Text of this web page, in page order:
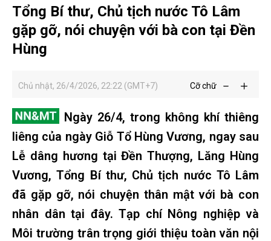
Tổng Bí thư, Chủ tịch nước Tô Lâm
gặp gỡ, nói chuyện với bà con tại Đền
Hùng
Chủ nhật, 26/4/2026, 22:22 (GMT+7) Cỡ chữ
Ngày 26/4, trong không khí thiêng
liêng của ngày Giỗ Tổ Hùng Vương, ngay sau
Lễ dâng hương tại Đền Thượng, Lăng Hùng
Vương, Tổng Bí thư, Chủ tịch nước Tô Lâm
đã gặp gỡ, nói chuyện thân mật với bà con
nhân dân tại đây. Tạp chí Nông nghiệp và
Môi trường trân trọng giới thiệu toàn văn nội